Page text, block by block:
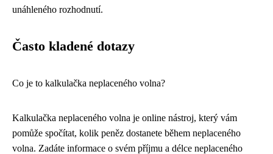
unáhleného rozhodnutí.
Často kladené dotazy
Co je to kalkulačka neplaceného volna?
Kalkulačka neplaceného volna je online nástroj, který vám
pomůže spočítat, kolik peněz dostanete během neplaceného
volna. Zadáte informace o svém příjmu a délce neplaceného